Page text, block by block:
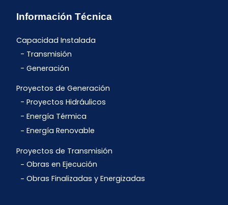
Información Técnica
Capacidad Instalada
Transmisión
Generación
Proyectos de Generación
Proyectos Hidráulicos
Energía Térmica
Energía Renovable
Proyectos de Transmisión
Obras en Ejecución
Obras Finalizadas y Energizadas